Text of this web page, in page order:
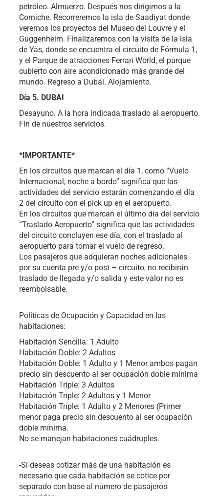
petróleo. Almuerzo. Después nos dirigimos a la
Corniche. Recorreremos la isla de Saadiyat donde
veremos los proyectos del Museo del Louvre y el
Guggenheim. Finalizaremos con la visita de la isla
de Yas, donde se encuentra el circuito de Fórmula 1,
y el Parque de atracciones Ferrari World, el parque
cubierto con aire acondicionado más grande del
mundo. Regreso a Dubái. Alojamiento.
Día 5. DUBAI
Desayuno. A la hora indicada traslado al aeropuerto.
Fin de nuestros servicios.
*IMPORTANTE*
En los circuitos que marcan el día 1, como “Vuelo
Internacional, noche a bordo” significa que las
actividades del servicio estarán comenzando el día
2 del circuito con el pick up en el aeropuerto.
En los circuitos que marcan el último día del servicio
“Traslado Aeropuerto” significa que las actividades
del circuito concluyen ese día, con el traslado al
aeropuerto para tomar el vuelo de regreso.
Los pasajeros que adquieran noches adicionales
por su cuenta pre y/o post – circuito, no recibirán
traslado de llegada y/o salida y este valor no es
reembolsable.
Políticas de Ocupación y Capacidad en las
habitaciones:
Habitación Sencilla: 1 Adulto
Habitación Doble: 2 Adultos
Habitación Doble: 1 Adulto y 1 Menor ambos pagan
precio sin descuento al ser ocupación doble mínima
Habitación Triple: 3 Adultos
Habitación Triple: 2 Adultos y 1 Menor
Habitación Triple: 1 Adulto y 2 Menores (Primer
menor paga precio sin descuento al ser ocupación
doble mínima.
No se manejan habitaciones cuádruples.
-Si deseas cotizar más de una habitación es
necesario que cada habitación se cotice por
separado con base al número de pasajeros